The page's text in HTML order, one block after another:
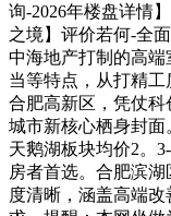
询-2026年楼盘详情
之境】评价若何-全
中海地产打制的高
当等特点，从打精
合肥高新区，凭仗
城市新核心栖身封面
天鹅湖板块均价2。
房者首选。合肥滨
度清晰，涵盖高端